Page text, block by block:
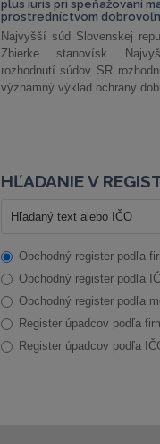
plus iuris pri speňažovaní
prostredníctvom
Najvyšší súd Slovenskej
Zbierke stanovísk
rozhodnutí súdov SR
významný výklad ochrany
HĽADANIE V
Obchodný register podľa
Obchodný register podľa
Obchodný register podľa
Register úpadcov podľa
Register úpadcov podľa